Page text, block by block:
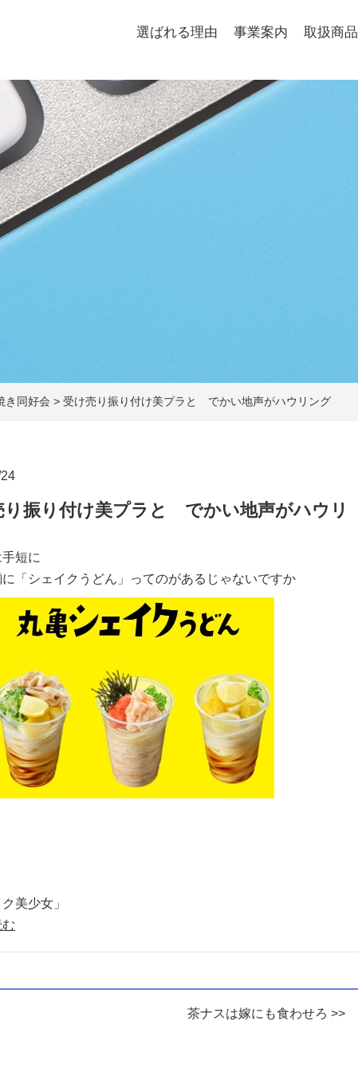
選ばれる理由 事業案内 取扱商品
同好会 > 受け売り振り付け美プラと でかい地声がハウリング
り振り付け美プラと でかい地声がハウリ
短に
「シェイクうどん」ってのがあるじゃないですか
美少女」
茶ナスは嫁にも食わせろ >>